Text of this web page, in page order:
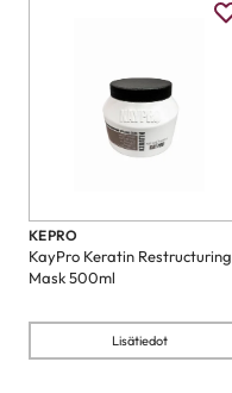
KEPRO
KayPro Keratin Restructuring
Mask 500ml
Lisätiedot